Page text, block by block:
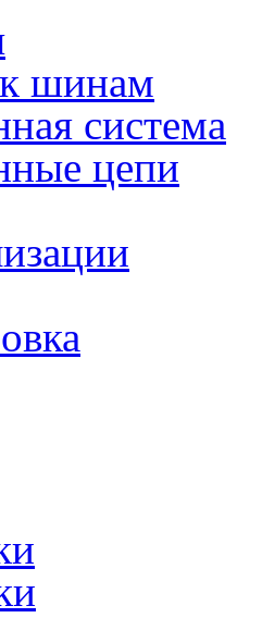
шинам
система
цепи